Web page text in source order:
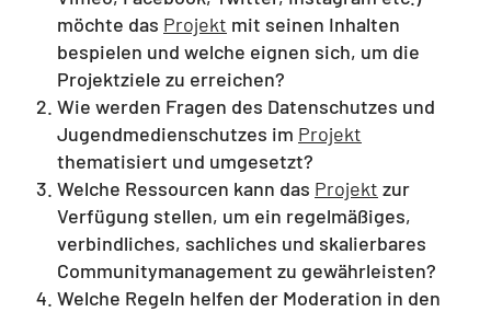
möchte das Projekt mit seinen Inhalten
bespielen und welche eignen sich, um die
Projektziele zu erreichen?
Wie werden Fragen des Datenschutzes und
Jugendmedienschutzes im Projekt
thematisiert und umgesetzt?
Welche Ressourcen kann das Projekt zur
Verfügung stellen, um ein regelmäßiges,
verbindliches, sachliches und skalierbares
Communitymanagement zu gewährleisten?
Welche Regeln helfen der Moderation in den